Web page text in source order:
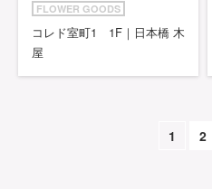
FLOWER GOODS
コレド室町1 1F｜日本橋 木
屋
1 2